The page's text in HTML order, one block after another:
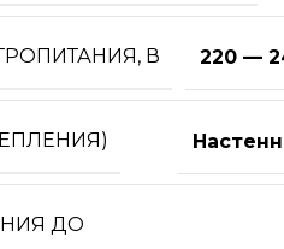
В 220 —
ДО